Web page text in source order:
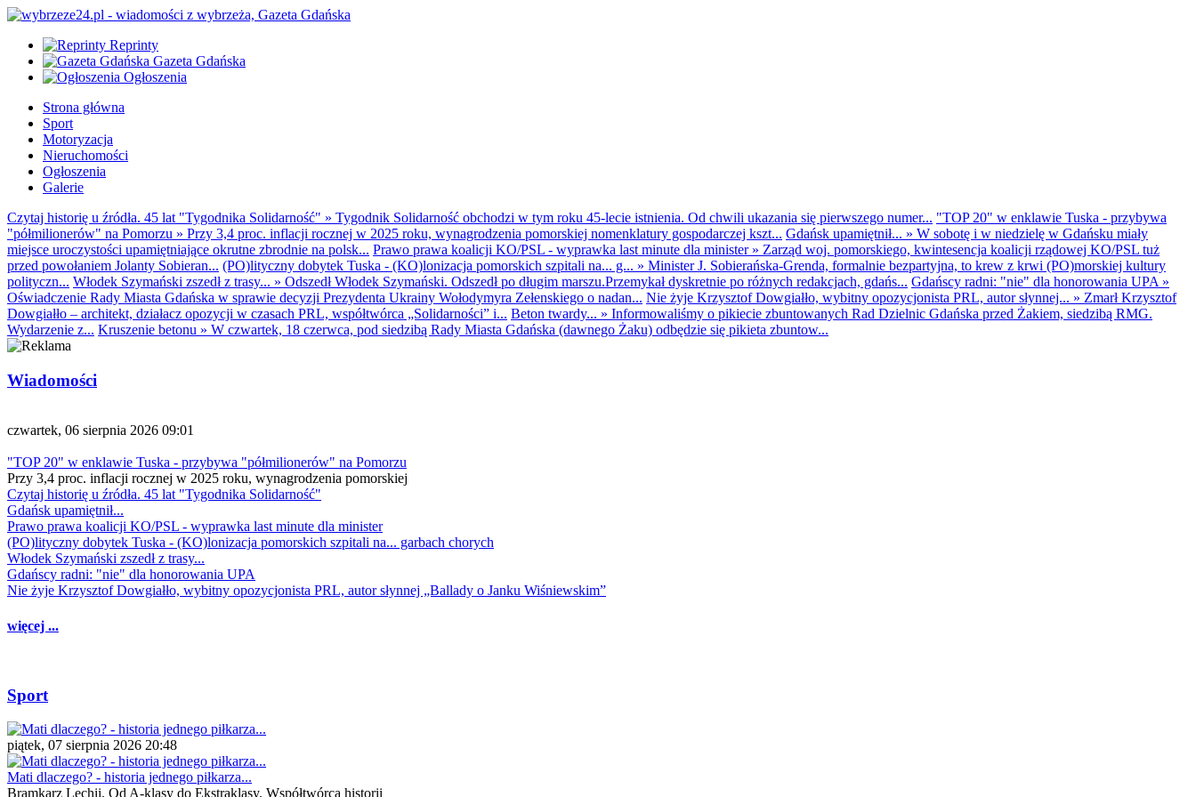
Reprinty
Gazeta Gdańska
Ogłoszenia
Strona główna
Sport
Motoryzacja
Nieruchomości
Ogłoszenia
Galerie
Czytaj historię u źródła. 45 lat "Tygodnika Solidarność" » Tygodnik Solidarność obchodzi w tym roku 45-lecie istnienia. Od chwili ukazania się pierwszego numer... "TOP 20" w enklawie Tuska - przybywa
"półmilionerów" na Pomorzu » Przy 3,4 proc. inflacji rocznej w 2025 roku, wynagrodzenia pomorskiej nomenklatury gospodarczej kszt... Gdańsk upamiętnił... » W sobotę i w niedzielę w Gdańsku miały
miejsce uroczystości upamiętniające okrutne zbrodnie na polsk... Prawo prawa koalicji KO/PSL - wyprawka last minute dla minister» Zarząd woj. pomorskiego, kwintesencja koalicji rządowej KO/PSL tuż
przed powołaniem Jolanty Sobieran... (PO)lityczny dobytek Tuska - (KO)lonizacja pomorskich szpitali na... g... » Minister J. Sobierańska-Grenda, formalnie bezpartyjna, to krew z krwi (PO)morskiej kultury
polityczn... Włodek Szymański zszedł z trasy... » Odszedł Włodek Szymański. Odszedł po długim marszu.Przemykał dyskretnie po różnych redakcjach, gdańs... Gdańscy radni: "nie" dla honorowania UPA »
Oświadczenie Rady Miasta Gdańska w sprawie decyzji Prezydenta Ukrainy Wołodymyra Zełenskiego o nadan... Nie żyje Krzysztof Dowgiałło, wybitny opozycjonista PRL, autor słynnej... » Zmarł Krzysztof
Dowgiałło – architekt, działacz opozycji w czasach PRL, współtwórca „Solidarności” i... Beton twardy... » Informowaliśmy o pikiecie zbuntowanych Rad Dzielnic Gdańska przed Żakiem, siedzibą RMG.
Wydarzenie z... Kruszenie betonu » W czwartek, 18 czerwca, pod siedzibą Rady Miasta Gdańska (dawnego Żaku) odbędzie się pikieta zbuntow...
Wiadomości
czwartek, 06 sierpnia 2026 09:01
"TOP 20" w enklawie Tuska - przybywa "półmilionerów" na Pomorzu
Przy 3,4 proc. inflacji rocznej w 2025 roku, wynagrodzenia pomorskiej
Czytaj historię u źródła. 45 lat "Tygodnika Solidarność"
Gdańsk upamiętnił...
Prawo prawa koalicji KO/PSL - wyprawka last minute dla minister
(PO)lityczny dobytek Tuska - (KO)lonizacja pomorskich szpitali na... garbach chorych
Włodek Szymański zszedł z trasy...
Gdańscy radni: "nie" dla honorowania UPA
Nie żyje Krzysztof Dowgiałło, wybitny opozycjonista PRL, autor słynnej „Ballady o Janku Wiśniewskim”
więcej ...
Sport
piątek, 07 sierpnia 2026 20:48
Mati dlaczego? - historia jednego piłkarza...
Bramkarz Lechii. Od A-klasy do Ekstraklasy. Współtwórca historii